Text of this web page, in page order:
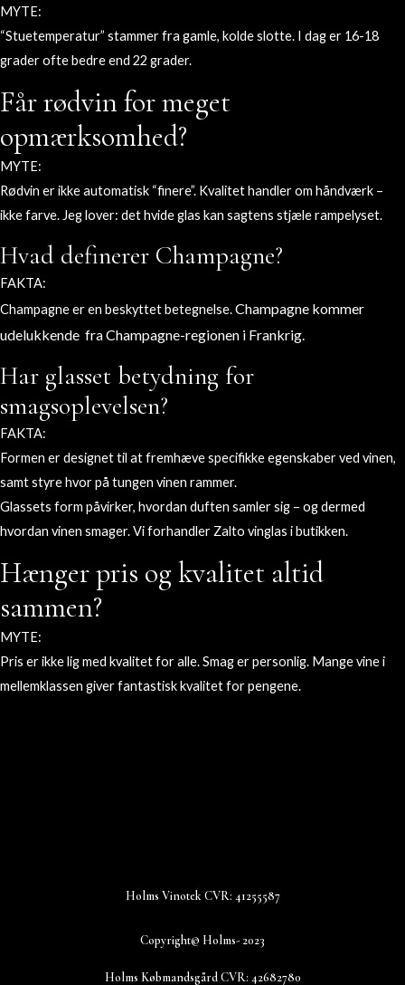
MYTE:
“Stuetemperatur” stammer fra gamle, kolde slotte. I dag er 16-18
grader ofte bedre end 22 grader.
Får rødvin for meget
opmærksomhed?
MYTE:
Rødvin er ikke automatisk “finere”. Kvalitet handler om håndværk –
ikke farve. Jeg lover: det hvide glas kan sagtens stjæle rampelyset.
Hvad definerer Champagne?
FAKTA:
Champagne er en beskyttet betegnelse.Champagne kommer
udelukkende fra Champagne-regionen i Frankrig.
Har glasset betydning for
smagsoplevelsen?
FAKTA:
Formen er designet til at fremhæve specifikke egenskaber ved vinen,
samt styre hvor på tungen vinen rammer.
Glassets form påvirker, hvordan duften samler sig – og dermed
hvordan vinen smager. Vi forhandler Zalto vinglas i butikken.
Hænger pris og kvalitet altid
sammen?
MYTE:
Pris er ikke lig med kvalitet for alle. Smag er personlig. Mange vine i
mellemklassen giver fantastisk kvalitet for pengene.
Holms Vinotek CVR: 41255587
Copyright© Holms- 2023
Holms Købmandsgård CVR: 42682780